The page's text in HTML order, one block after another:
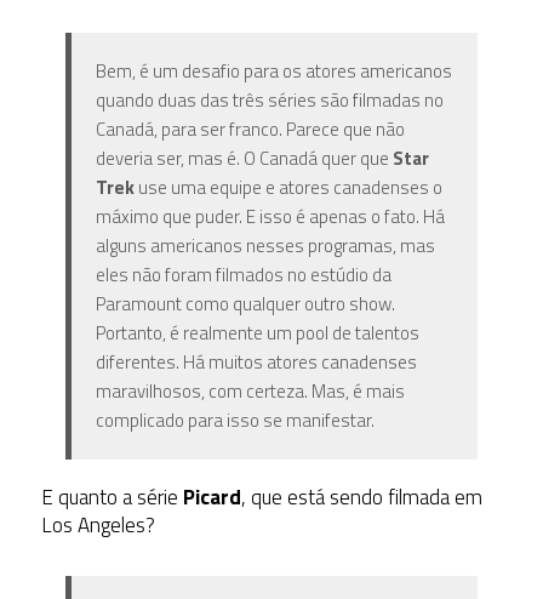
Bem, é um desafio para os atores americanos
quando duas das três séries são filmadas no
Canadá, para ser franco. Parece que não
deveria ser, mas é. O Canadá quer que Star
Trekuse uma equipe e atores canadenses o
máximo que puder. E isso é apenas o fato. Há
alguns americanos nesses programas, mas
eles não foram filmados no estúdio da
Paramount como qualquer outro show.
Portanto, é realmente um pool de talentos
diferentes. Há muitos atores canadenses
maravilhosos, com certeza. Mas, é mais
complicado para isso se manifestar.
E quanto a série Picard, que está sendo filmada em
Los Angeles?